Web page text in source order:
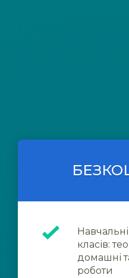
класів:
домашні
роботи